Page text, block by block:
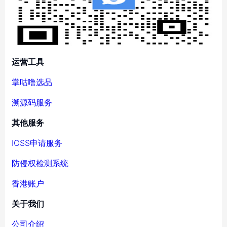
运营工具
掌咕噜选品
溯源码服务
其他服务
IOSS申请服务
防侵权检测系统
香港账户
关于我们
公司介绍